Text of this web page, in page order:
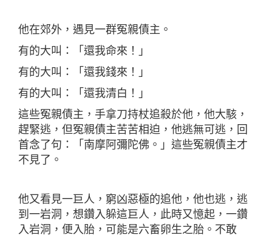
他在郊外，遇見一群冤親債主。
有的大叫：「還我命來！」
有的大叫：「還我錢來！」
有的大叫：「還我清白！」
這些冤親債主，手拿刀持杖追殺於他，他大駭，
趕緊逃，但冤親債主苦苦相迫，他逃無可逃，回
首念了句：「南摩阿彌陀佛。」這些冤親債主才
不見了。
他又看見一巨人，窮凶惡極的追他，他也逃，逃
到一岩洞，想鑽入躲這巨人，此時又憶起，一鑽
入岩洞，便入胎，可能是六畜卵生之胎。不敢